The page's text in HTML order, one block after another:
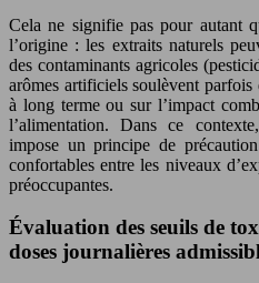
Cela ne signifie pas pour autant
l’origine : les extraits naturels
des contaminants agricoles
arômes artificiels soulèvent
à long terme ou sur l’impact
l’alimentation. Dans ce
impose un principe de
confortables entre les niveaux
préoccupantes.
Évaluation des seuils de
doses journalières